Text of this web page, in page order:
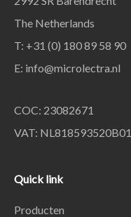
The Netherlands
T: +31 (0) 180 89 58 90
E: info@microlectra.nl
COC: 23082671
VAT: NL818593520B01
Quick link
Producten